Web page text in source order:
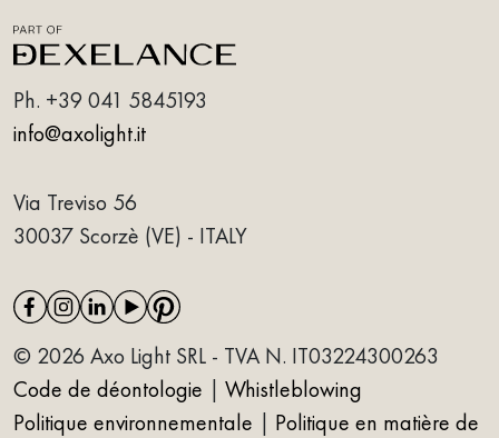
Ph. +39 041 5845193
info@axolight.it
Via Treviso 56
30037 Scorzè (VE) - ITALY
© 2026 Axo Light SRL - TVA N. IT03224300263
Code de déontologie | Whistleblowing
Politique environnementale | Politique en matière de